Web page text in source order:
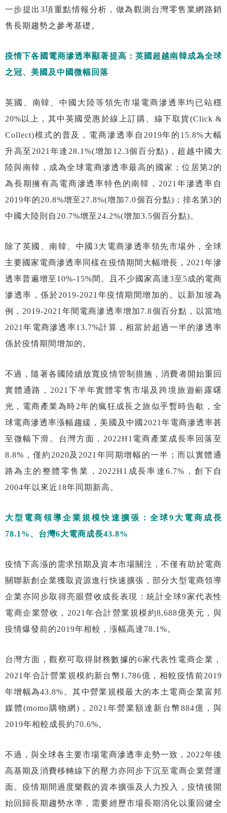
一步提出3項重點情報分析，做為觀測台灣零售業網路銷
售長期趨勢之參考基礎。
疫情下各國電商滲透率顯著提高：英國超越南韓成為全球
之冠、美國及中國微幅回落
英國、南韓、中國大陸等領先市場電商滲透率均已站穩
20%以上，其中英國受惠於線上訂購、線下取貨(Click &
Collect)模式的普及，電商滲透率自2019年的15.8%大幅
升高至2021年達28.1%(增加12.3個百分點)，超越中國大
陸與南韓，成為全球電商滲透率最高的國家；位居第2的
為長期擁有高電商滲透率特色的南韓，2021年滲透率自
2019年的20.8%增至27.8%(增加7.0個百分點)；排名第3的
中國大陸則自20.7%增至24.2%(增加3.5個百分點)。
除了英國、南韓、中國3大電商滲透率領先市場外，全球
主要國家電商滲透率同樣在疫情期間大幅增長，2021年滲
透率普遍增至10%-15%間。且不少國家高達3至5成的電商
滲透率，係於2019-2021年疫情期間增加的。以新加坡為
例，2019-2021年間電商滲透率增加7.8個百分點，以當地
2021年電商滲透率13.7%計算，相當於超過一半的滲透率
係於疫情期間增加的。
不過，隨著各國陸續放寬疫情管制措施，消費者開始重回
實體通路，2021下半年實體零售市場及跨境旅遊嶄露曙
光，電商產業為時2年的瘋狂成長之旅似乎暫時告歇，全
球電商滲透率漲幅趨緩，美國及中國2021年電商滲透率甚
至微幅下滑。台灣方面，2022H1電商產業成長率回落至
8.8%，僅約2020及2021年同期增幅的一半；而以實體通
路為主的整體零售業，2022H1成長率達6.7%，創下自
2004年以來近18年同期新高。
大型電商領導企業規模快速擴張：全球9大電商成長
78.1%、台灣6大電商成長43.8%
疫情下高漲的需求預期及資本市場關注，不僅有助於電商
關聯新創企業獲取資源進行快速擴張，部分大型電商領導
企業亦同步取得亮眼營收成長表現：統計全球9家代表性
電商企業營收，2021年合計營業規模約8,688億美元，與
疫情爆發前的2019年相較，漲幅高達78.1%。
台灣方面，觀察可取得財務數據的6家代表性電商企業，
2021年合計營業規模約新台幣1,786億，相較疫情前2019
年增幅為43.8%。其中營業規模最大的本土電商企業富邦
媒體(momo購物網)，2021年營業額達新台幣884億，與
2019年相較成長約70.6%。
不過，與全球各主要市場電商滲透率走勢一致，2022年後
高基期及消費移轉線下的壓力亦同步下沉至電商企業營運
面。疫情期間過度樂觀的資本擴張及人力投入，疫情後開
始回歸長期趨勢水準，需要經歷市場長期消化以重回健全